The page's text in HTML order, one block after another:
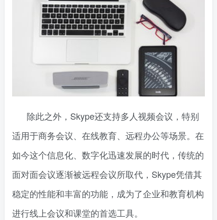
除此之外，Skype还支持多人视频会议，特别
适用于商务会议、在线教育、远程办公等场景。在
如今这个信息化、数字化迅速发展的时代，传统的
面对面会议逐渐被远程会议所取代，Skype凭借其
稳定的性能和丰富的功能，成为了企业和教育机构
进行线上会议和课堂的首选工具。